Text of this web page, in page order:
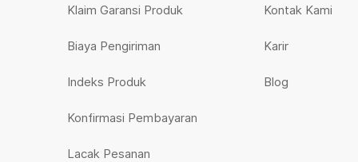
Klaim Garansi Produk
Biaya Pengiriman
Indeks Produk
Konfirmasi Pembayaran
Lacak Pesanan
Kontak Kami
Karir
Blog